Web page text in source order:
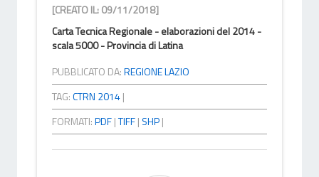
[CREATO IL: 09/11/2018]
Carta Tecnica Regionale - elaborazioni del 2014 -
scala 5000 - Provincia di Latina
PUBBLICATO DA:REGIONE LAZIO
TAG:CTRN 2014|
FORMATI:PDF|TIFF| SHP|